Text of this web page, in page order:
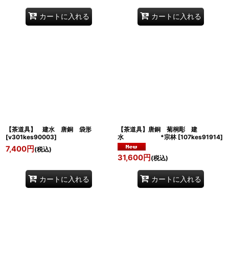
カートに入れる カートに入れる
【茶道具】 建水 唐銅 袋形
[v301kes90003]
7,400円 (税込)
カートに入れる
【茶道具】唐銅 菊桐彫 建
水 *宗林 [107kes91914]
31,600円 (税込)
カートに入れる